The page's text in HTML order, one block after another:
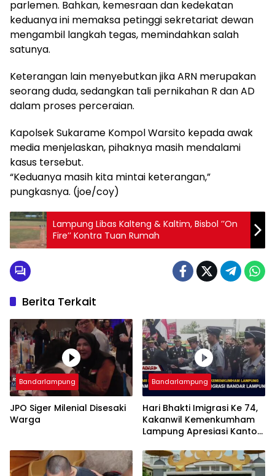
parlemen. Bahkan, kemesraan dan kedekatan
keduanya ini memaksa petinggi sekretariat dewan
mengambil langkah tegas, memindahkan salah
satunya.
Keterangan lain menyebutkan jika ARN merupakan
seorang duda, sedangkan tali pernikahan R dan AD
dalam proses perceraian.
Kapolsek Sukarame Kompol Warsito kepada awak
media menjelaskan, pihaknya masih mendalami
kasus tersebut.
“Keduanya masih kita mintai keterangan,”
pungkasnya. (joe/coy)
Lampung Libas Kalteng & Kaltim, Bisbol ’’On
Fire’’ Kontra Tuan Rumah
Berita Terkait
Bandarlampung
JPO Siger Milenial Disesaki
Warga
Bandarlampung
Hari Bhakti Imigrasi Ke 74,
Kakanwil Kemenkumham
Lampung Apresiasi Kantor